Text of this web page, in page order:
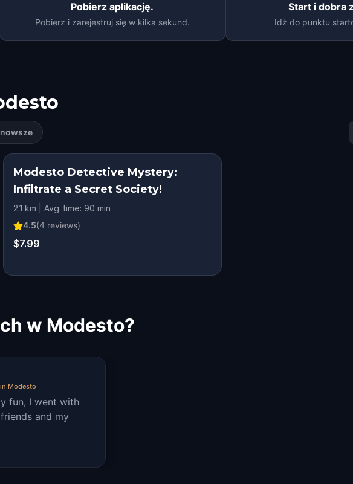
Pobierz aplikację.
Pobierz i zarejestruj się w kilka sekund.
Start i dobra
Idź do punktu
Modesto Detective Mystery:
Infiltrate a Secret Society!
2.1 km | Avg. time: 90 min
4.5(4 reviews)
$7.99
w Modesto?
Modesto
fun, I went with
and my